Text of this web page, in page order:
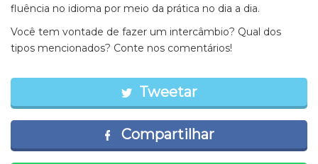
fluência no idioma por meio da prática no dia a dia.
Você tem vontade de fazer um intercâmbio? Qual dos
tipos mencionados? Conte nos comentários!
Tweetar
Compartilhar